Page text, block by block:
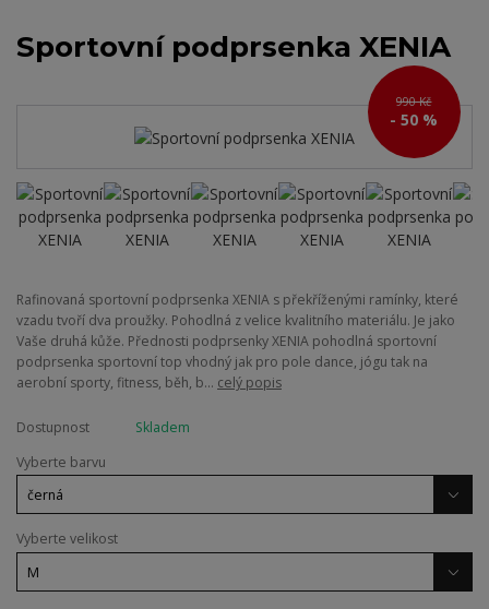
Sportovní podprsenka XENIA
990 Kč
- 50 %
Rafinovaná sportovní podprsenka XENIA s překříženými ramínky, které
vzadu tvoří dva proužky. Pohodlná z velice kvalitního materiálu. Je jako
Vaše druhá kůže. Přednosti podprsenky XENIA pohodlná sportovní
podprsenka sportovní top vhodný jak pro pole dance, jógu tak na
aerobní sporty, fitness, běh, b... celý popis
Dostupnost
Skladem
Vyberte barvu
Vyberte velikost